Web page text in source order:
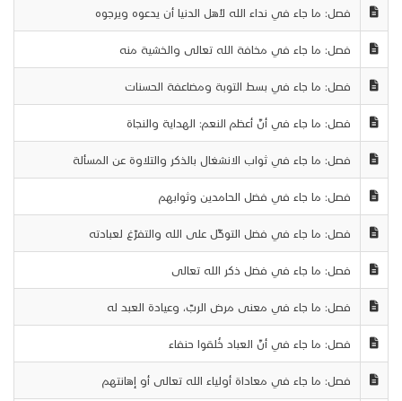
فصل: ما جاء في نداء الله لأهل الدنيا أن يدعوه ويرجوه
فصل: ما جاء في مخافة الله تعالى والخشية منه
فصل: ما جاء في بسط التوبة ومضاعفة الحسنات
فصل: ما جاء في أنّ أعظم النعم: الهداية والنجاة
فصل: ما جاء في ثواب الانشغال بالذكر والتلاوة عن المسألة
فصل: ما جاء في فضل الحامدين وثوابهم
فصل: ما جاء في فضل التوكّل على الله والتفرّغ لعبادته
فصل: ما جاء في فضل ذكر الله تعالى
فصل: ما جاء في معنى مرض الربّ، وعيادة العبد له
فصل: ما جاء في أنّ العباد خُلقوا حنفاء
فصل: ما جاء في معاداة أولياء الله تعالى أو إهانتهم